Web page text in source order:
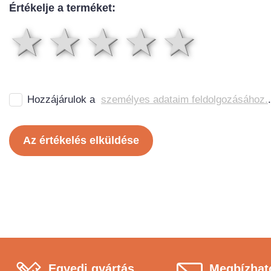
Értékelje a terméket:
4
3 csillag
2 csillag
1 csillag
Hozzájárulok a személyes adataim feldolgozásához..
Az értékelés elküldése
Egyedi gyártás